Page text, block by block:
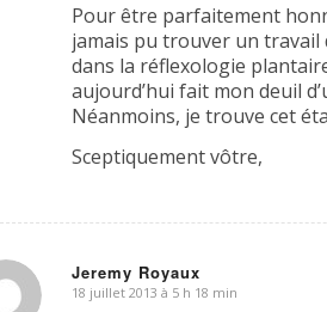
Pour être parfaitement
jamais pu trouver un travail
dans la réflexologie
aujourd’hui fait mon deuil
Néanmoins, je trouve cet
Sceptiquement vôtre,
Jeremy Royaux
dit
18 juillet 2013 à 5 h 18 min